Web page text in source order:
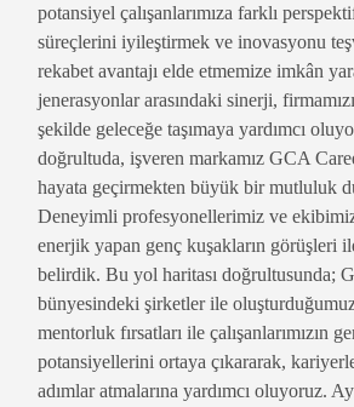
potansiyel çalışanlarımıza farklı
süreçlerini iyileştirmek ve inovasyonu
rekabet avantajı elde etmemize imkân
jenerasyonlar arasındaki sinerji,
şekilde geleceğe taşımaya yardımcı
doğrultuda, işveren markamız GCA
hayata geçirmekten büyük bir mutluluk
Deneyimli profesyonellerimiz ve
enerjik yapan genç kuşakların görüşleri
belirdik. Bu yol haritası doğrultusunda;
bünyesindeki şirketler ile
mentorluk fırsatları ile çalışanlarımızın
potansiyellerini ortaya çıkararak,
adımlar atmalarına yardımcı oluyoruz.